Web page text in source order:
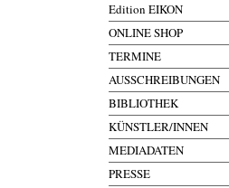
Edition EIKON
ONLINE SHOP
TERMINE
AUSSCHREIBUNGEN
BIBLIOTHEK
KÜNSTLER/INNEN
MEDIADATEN
PRESSE